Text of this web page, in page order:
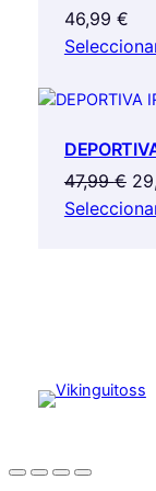
46,99 €
47,99€ El